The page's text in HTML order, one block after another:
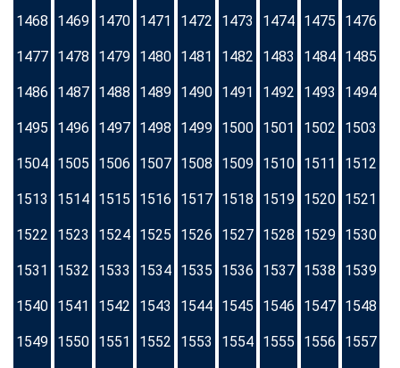
1468 1469 1470 1471 1472 1473 1474 1475 1476
1477 1478 1479 1480 1481 1482 1483 1484 1485
1486 1487 1488 1489 1490 1491 1492 1493 1494
1495 1496 1497 1498 1499 1500 1501 1502 1503
1504 1505 1506 1507 1508 1509 1510 1511 1512
1513 1514 1515 1516 1517 1518 1519 1520 1521
1522 1523 1524 1525 1526 1527 1528 1529 1530
1531 1532 1533 1534 1535 1536 1537 1538 1539
1540 1541 1542 1543 1544 1545 1546 1547 1548
1549 1550 1551 1552 1553 1554 1555 1556 1557